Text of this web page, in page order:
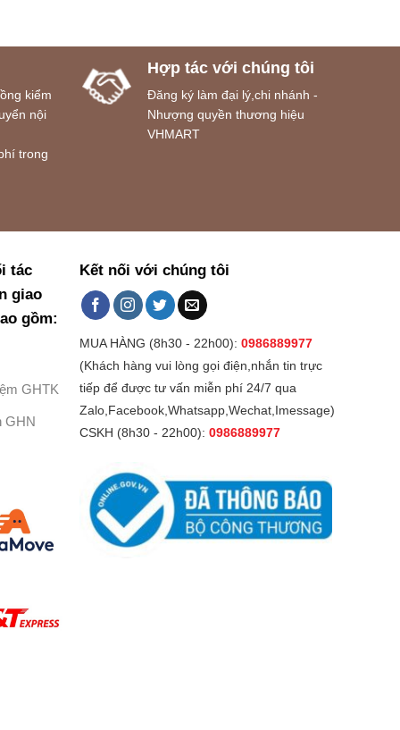
kiểm
nội
trong
Hợp tác với chúng tôi
Đăng ký làm đại lý,chi nhánh -
Nhượng quyền thương hiệu
VHMART
tác
giao
gồm:
GHTK
GHN
Kết nối với chúng tôi
MUA HÀNG (8h30 - 22h00): 0986889977
(Khách hàng vui lòng gọi điện,nhắn tin trực
tiếp để được tư vấn miễn phí 24/7 qua
Zalo,Facebook,Whatsapp,Wechat,Imessage)
CSKH (8h30 - 22h00): 0986889977